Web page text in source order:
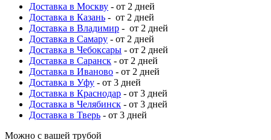
Доставка в Москву - от 2 дней
Доставка в Казань - от 2 дней
Доставка в Владимир - от 2 дней
Доставка в Самару - от 2 дней
Доставка в Чебоксары - от 2 дней
Доставка в Саранск - от 2 дней
Доставка в Иваново - от 2 дней
Доставка в Уфу - от 3 дней
Доставка в Краснодар - от 3 дней
Доставка в Челябинск - от 3 дней
Доставка в Тверь - от 3 дней
Можно с вашей трубой